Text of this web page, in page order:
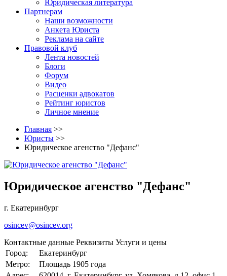
Юридическая литература
Партнерам
Наши возможности
Анкета Юриста
Реклама на сайте
Правовой клуб
Лента новостей
Блоги
Форум
Видео
Расценки адвокатов
Рейтинг юристов
Личное мнение
Главная >>
Юристы >>
Юридическое агенство "Дефанс"
Юридическое агенство "Дефанс"
г. Екатеринбург
osincev@osincev.org
Контактные данные Реквизиты Услуги и цены
Город:
Екатеринбург
Метро:
Площадь 1905 года